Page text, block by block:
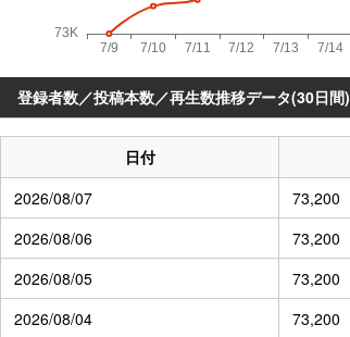
登録者数／投稿本数／再生数推移データ(30日間)
日付
2026/08/07
73,200
2026/08/06
73,200
2026/08/05
73,200
2026/08/04
73,200